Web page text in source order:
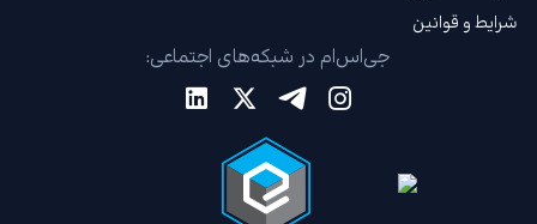
شرایط و قوانین
جی‌اس‌ام در شبکه‌های اجتماعی: